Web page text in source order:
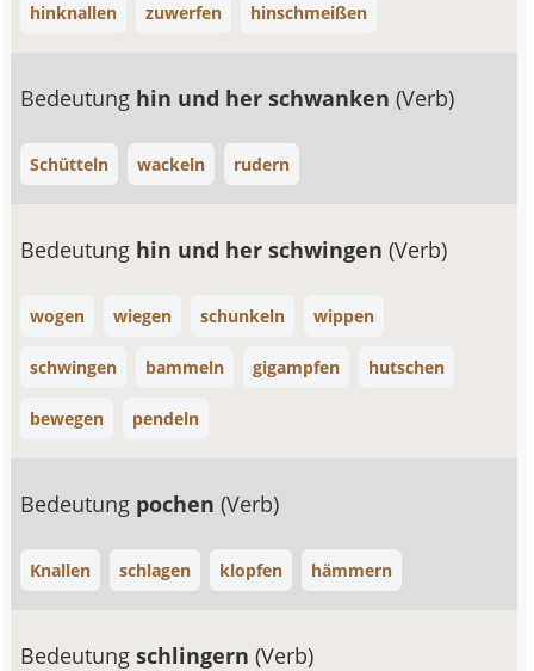
hinknallen zuwerfen hinschmeißen
Bedeutung hin und her schwanken(Verb)
Schütteln wackeln rudern
Bedeutung hin und her schwingen(Verb)
wogen wiegen schunkeln wippen
schwingen bammeln gigampfen hutschen
bewegen pendeln
Bedeutung pochen(Verb)
Knallen schlagen klopfen hämmern
Bedeutungschlingern(Verb)